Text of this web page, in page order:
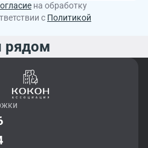
на обработку
с Политикой
рядом